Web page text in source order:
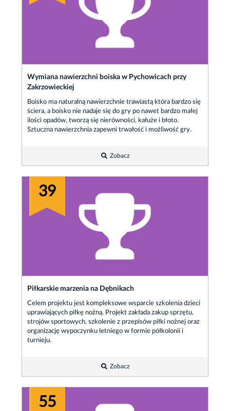
Wymiana nawierzchni boiska w Pychowicach przy
Zakrzowieckiej
Boisko ma naturalną nawierzchnie trawiastą która bardzo się
ściera, a boisko nie nadaje się do gry po nawet bardzo małej
ilości opadów, tworzą się nierówności, kałuże i błoto.
Sztuczna nawierzchnia zapewni trwałość i możliwość gry.
Zobacz
39
Piłkarskie marzenia na Dębnikach
Celem projektu jest kompleksowe wsparcie szkolenia dzieci
uprawiających piłkę nożną. Projekt zakłada zakup sprzętu,
strojów sportowych, szkolenie z przepisów piłki nożnej oraz
organizację wypoczynku letniego w formie półkolonii i
turnieju.
Zobacz
55